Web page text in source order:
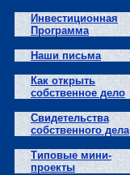
Инвестиционная
Программа
Наши письма
Как открыть
собственное дело
Свидетельства
собственного дела
Типовые мини-
проекты